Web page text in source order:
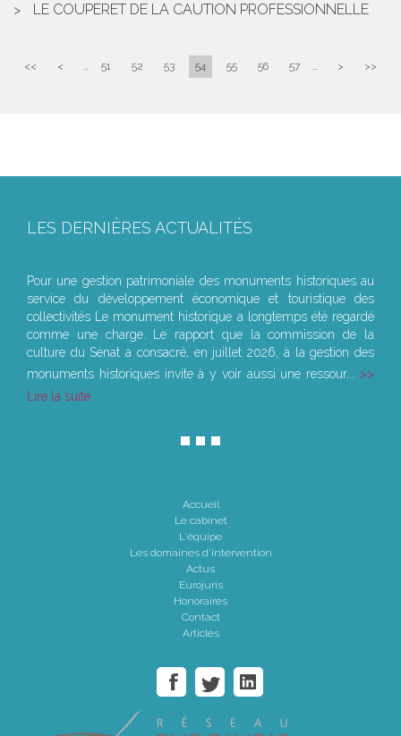
LE COUPERET DE LA CAUTION PROFESSIONNELLE
<< < ... 51 52 53 54 55 56 57 ... > >>
LES DERNIÈRES ACTUALITÉS
Pour une gestion patrimoniale des monuments historiques au
service du développement économique et touristique des
collectivités Le monument historique a longtemps été regardé
comme une charge. Le rapport que la commission de la
culture du Sénat a consacré, en juillet 2026, à la gestion des
monuments historiques invite à y voir aussi une ressour...
Lire la suite
Accueil
Le cabinet
L'équipe
Les domaines d'intervention
Actus
Eurojuris
Honoraires
Contact
Articles